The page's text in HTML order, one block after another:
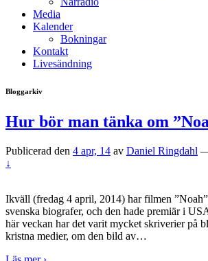
Media
Kalender
Bokningar
Kontakt
Livesändning
Bloggarkiv
Hur bör man tänka om
Publicerad den 4 apr, 14 av Daniel Ringdahl
↓
Ikväll (fredag 4 april, 2014) har filmen
svenska biografer, och den hade premiär i
här veckan har det varit mycket skriverier på
kristna medier, om den bild av…